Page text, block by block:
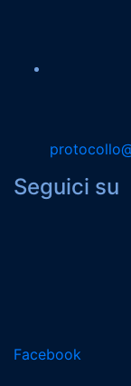
Seguici su
Facebook